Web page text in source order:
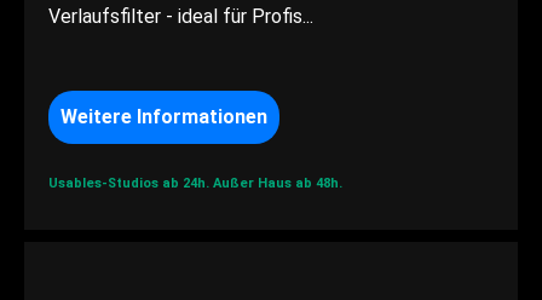
Verlaufsfilter - ideal für Profis...
Weitere Informationen
Usables-Studios ab 24h. Außer Haus ab 48h.